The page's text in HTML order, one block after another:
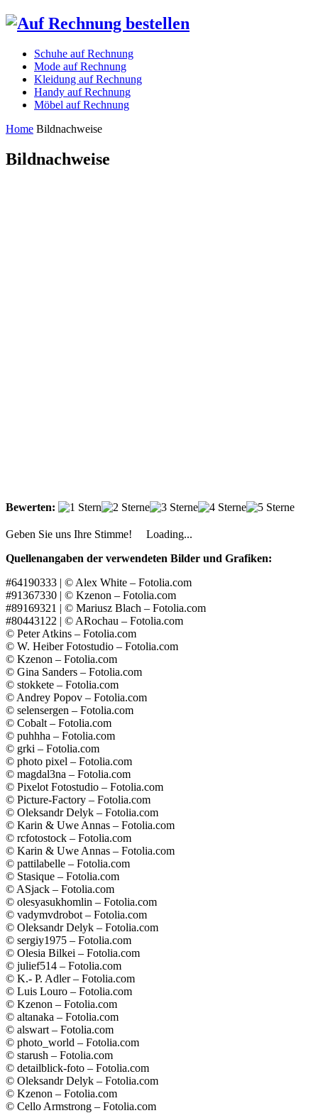
Schuhe auf Rechnung
Mode auf Rechnung
Kleidung auf Rechnung
Handy auf Rechnung
Möbel auf Rechnung
Home Bildnachweise
Bildnachweise
Bewerten:
Geben Sie uns Ihre Stimme!
Loading...
Quellenangaben der verwendeten Bilder und Grafiken:
#64190333 | © Alex White – Fotolia.com
#91367330 | © Kzenon – Fotolia.com
#89169321 | © Mariusz Blach – Fotolia.com
#80443122 | © ARochau – Fotolia.com
© Peter Atkins – Fotolia.com
© W. Heiber Fotostudio – Fotolia.com
© Kzenon – Fotolia.com
© Gina Sanders – Fotolia.com
© stokkete – Fotolia.com
© Andrey Popov – Fotolia.com
© selensergen – Fotolia.com
© Cobalt – Fotolia.com
© puhhha – Fotolia.com
© grki – Fotolia.com
© photo pixel – Fotolia.com
© magdal3na – Fotolia.com
© Pixelot Fotostudio – Fotolia.com
© Picture-Factory – Fotolia.com
© Oleksandr Delyk – Fotolia.com
© Karin & Uwe Annas – Fotolia.com
© rcfotostock – Fotolia.com
© Karin & Uwe Annas – Fotolia.com
© pattilabelle – Fotolia.com
© Stasique – Fotolia.com
© ASjack – Fotolia.com
© olesyasukhomlin – Fotolia.com
© vadymvdrobot – Fotolia.com
© Oleksandr Delyk – Fotolia.com
© sergiy1975 – Fotolia.com
© Olesia Bilkei – Fotolia.com
© julief514 – Fotolia.com
© K.- P. Adler – Fotolia.com
© Luis Louro – Fotolia.com
© Kzenon – Fotolia.com
© altanaka – Fotolia.com
© alswart – Fotolia.com
© photo_world – Fotolia.com
© starush – Fotolia.com
© detailblick-foto – Fotolia.com
© Oleksandr Delyk – Fotolia.com
© Kzenon – Fotolia.com
© Cello Armstrong – Fotolia.com